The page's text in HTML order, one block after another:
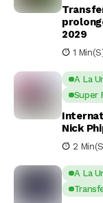
2029
1
A La
Super
Nick
2
A La